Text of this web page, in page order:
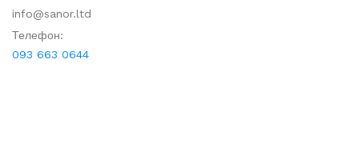
info@sanor.ltd
Телефон:
093 663 0644